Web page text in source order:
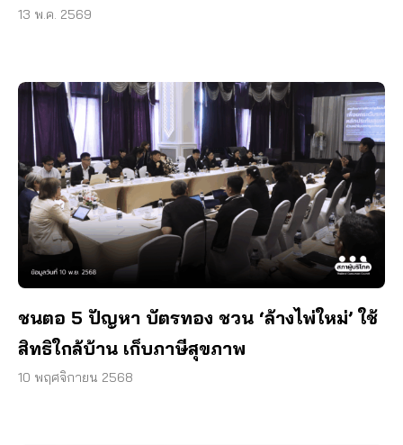
13 พ.ค. 2569
ชนตอ 5 ปัญหา บัตรทอง ชวน ‘ล้างไพ่ใหม่’ ใช้
สิทธิใกล้บ้าน เก็บภาษีสุขภาพ
10 พฤศจิกายน 2568